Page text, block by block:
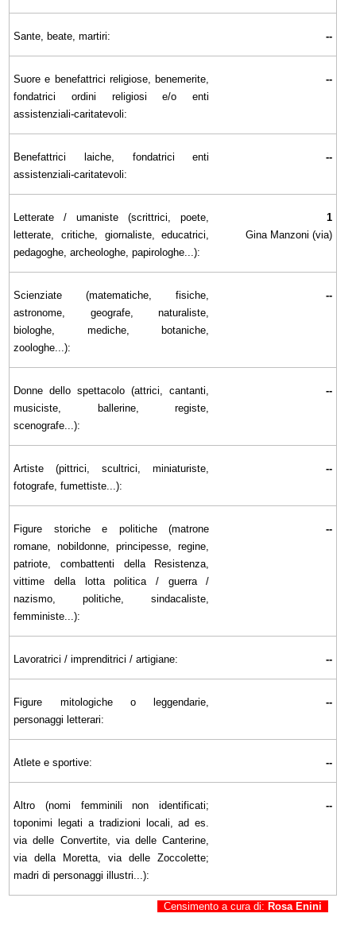
Sante, beate, martiri: --
Suore e benefattrici religiose, benemerite,
fondatrici ordini religiosi e/o enti
assistenziali-caritatevoli:
--
Benefattrici laiche, fondatrici enti
assistenziali-caritatevoli:
--
Letterate / umaniste (scrittrici, poete,
letterate, critiche, giornaliste, educatrici,
pedagoghe, archeologhe, papirologhe...):
1
Gina Manzoni (via)
Scienziate (matematiche, fisiche,
astronome, geografe, naturaliste,
biologhe, mediche, botaniche,
zoologhe...):
--
Donne dello spettacolo (attrici, cantanti,
musiciste, ballerine, registe,
scenografe...):
--
Artiste (pittrici, scultrici, miniaturiste,
fotografe, fumettiste...):
--
Figure storiche e politiche (matrone
romane, nobildonne, principesse, regine,
patriote, combattenti della Resistenza,
vittime della lotta politica / guerra /
nazismo, politiche, sindacaliste,
femministe...):
--
Lavoratrici / imprenditrici / artigiane: --
Figure mitologiche o leggendarie,
personaggi letterari:
--
Atlete e sportive: --
Altro (nomi femminili non identificati;
toponimi legati a tradizioni locali, ad es.
via delle Convertite, via delle Canterine,
via della Moretta, via delle Zoccolette;
madri di personaggi illustri...):
--
Censimento a cura di: Rosa Enini